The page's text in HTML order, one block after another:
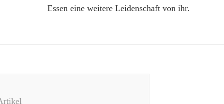
Essen eine weitere Leidenschaft von ihr.